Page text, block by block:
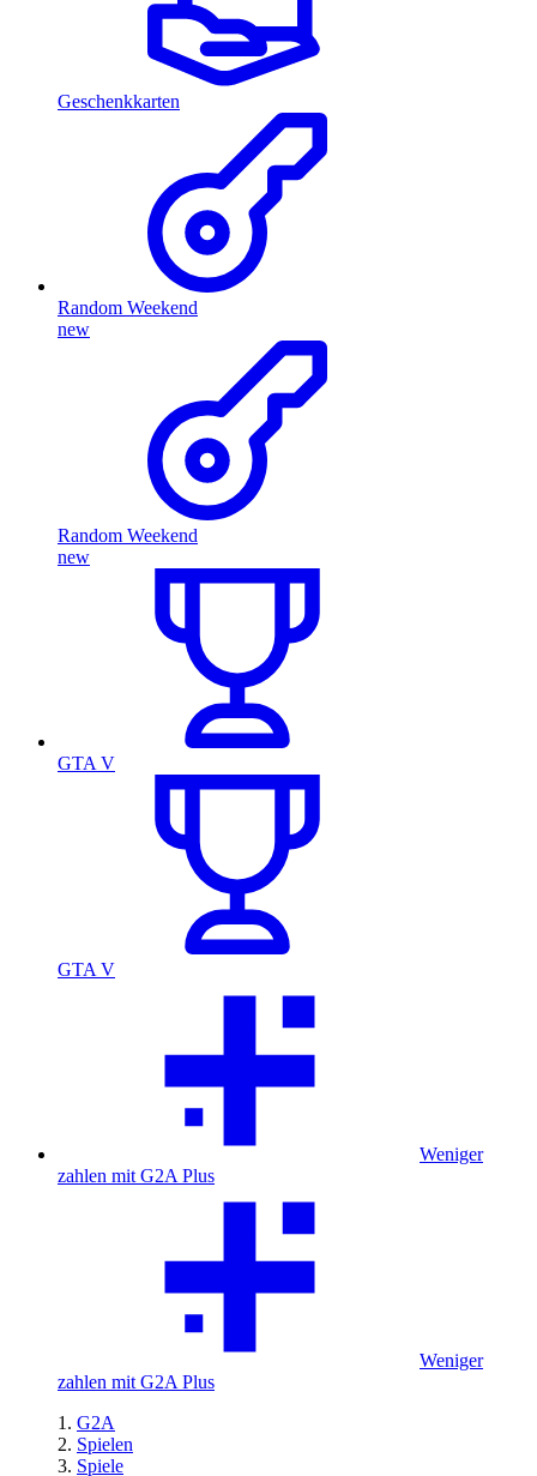
Geschenkkarten
Random Weekend
new
Random Weekend
new
GTA V
GTA V
Weniger
zahlen mit G2A Plus
Weniger
zahlen mit G2A Plus
G2A
Spielen
Spiele